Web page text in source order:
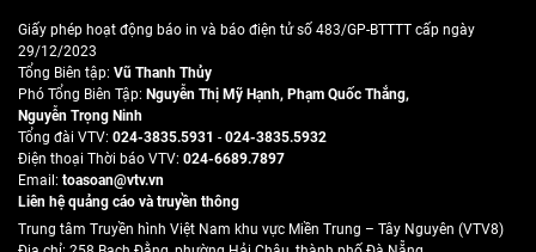
Giấy phép hoạt động báo in và báo điện tử số 483/GP-BTTTT cấp ngày
29/12/2023
Tổng Biên tập: Vũ Thanh Thủy
Phó Tổng Biên Tập: Nguyễn Thị Mỹ Hạnh, Phạm Quốc Thắng,
Nguyễn Trọng Ninh
Tổng đài VTV: 024-3835.5931 - 024-3835.5932
Ðiện thoại Thời báo VTV: 024-6689.7897
Email: toasoan@vtv.vn
Liên hệ quảng cáo và truyền thông
Trung tâm Truyền hình Việt Nam khu vực Miền Trung – Tây Nguyên (VTV8)